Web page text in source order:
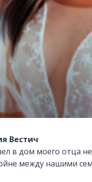
Вестич
в дом моего отца не
между нашими